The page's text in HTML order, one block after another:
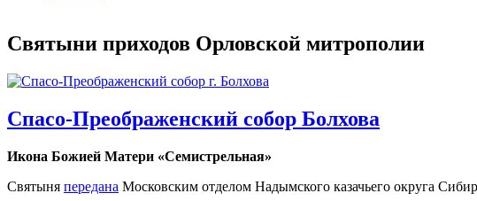
Святыни приходов Орловской митрополии
Спасо-Преображенский собор Болхова
Икона Божией Матери «Семистрельная»
Святыня передана Московским отделом Надымского казачьего округа